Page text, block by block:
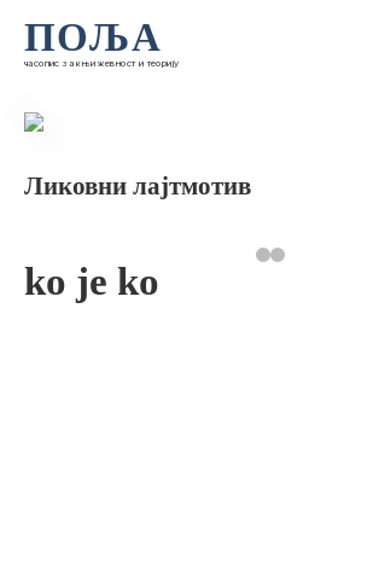
ПОЉА
часопис за књижевност и теорију
Ликовни лајтмотив
ko je ko